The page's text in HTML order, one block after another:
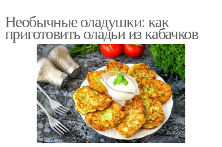
Необычные оладушки: как
приготовить оладьи из кабачков